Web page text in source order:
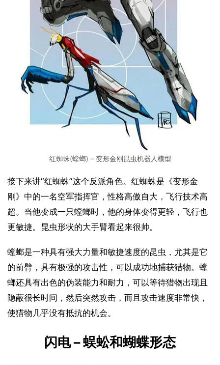
红蜘蛛(螳螂) – 变形金刚昆虫机器人模型
接下来讲“红蜘蛛”这个反派角色。红蜘蛛是《变形金
刚》中的一名空军指挥官，性格高傲自大，飞行技术高
超。当他变成一只螳螂时，他的身体变得更轻，飞行也
更敏捷。昆虫形状的大手臂看起来很帅。
螳螂是一种具有强大力量和敏捷速度的昆虫，尤其是它
的前臂，具有极强的攻击性，可以成功地捕获猎物。螳
螂还具有出色的伪装能力和耐力，可以等待猎物出现且
隐蔽很长时间，然后突然攻击，而且攻击速度非常快，
使猎物几乎没有抵抗的机会。
闪电 – 蜈蚣和蝴蝶形态